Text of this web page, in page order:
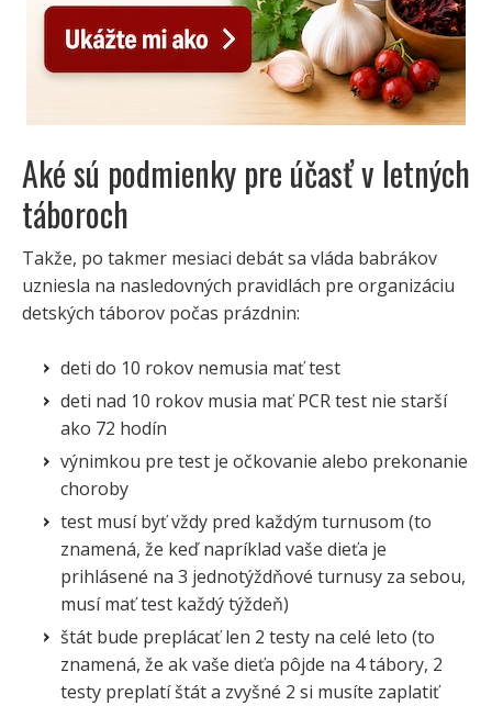
Aké sú podmienky pre účasť v letných
táboroch
Takže, po takmer mesiaci debát sa vláda babrákov
uzniesla na nasledovných pravidlách pre organizáciu
detských táborov počas prázdnin:
deti do 10 rokov nemusia mať test
deti nad 10 rokov musia mať PCR test nie starší
ako 72 hodín
výnimkou pre test je očkovanie alebo prekonanie
choroby
test musí byť vždy pred každým turnusom (to
znamená, že keď napríklad vaše dieťa je
prihlásené na 3 jednotýždňové turnusy za sebou,
musí mať test každý týždeň)
štát bude preplácať len 2 testy na celé leto (to
znamená, že ak vaše dieťa pôjde na 4 tábory, 2
testy preplatí štát a zvyšné 2 si musíte zaplatiť